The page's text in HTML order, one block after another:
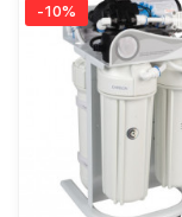
-10%